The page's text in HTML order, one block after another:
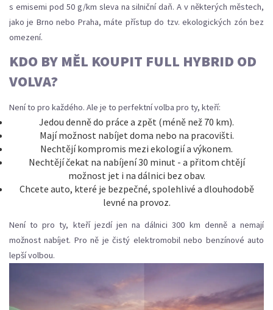
s emisemi pod 50 g/km sleva na silniční daň. A v některých městech,
jako je Brno nebo Praha, máte přístup do tzv. ekologických zón bez
omezení.
KDO BY MĚL KOUPIT FULL HYBRID OD
VOLVA?
Není to pro každého. Ale je to perfektní volba pro ty, kteří:
Jedou denně do práce a zpět (méně než 70 km).
Mají možnost nabíjet doma nebo na pracovišti.
Nechtějí kompromis mezi ekologií a výkonem.
Nechtějí čekat na nabíjení 30 minut - a přitom chtějí
možnost jet i na dálnici bez obav.
Chcete auto, které je bezpečné, spolehlivé a dlouhodobě
levné na provoz.
Není to pro ty, kteří jezdí jen na dálnici 300 km denně a nemají
možnost nabíjet. Pro ně je čistý elektromobil nebo benzínové auto
lepší volbou.